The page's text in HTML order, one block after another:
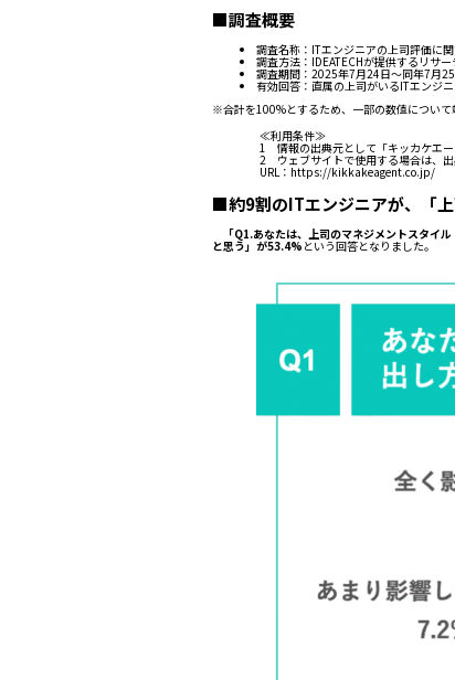
■調査概要
調査名称：ITエンジニアの上司評価に
調査方法：IDEATECHが提供するリサ
調査期間：2025年7月24日〜同年7月
有効回答：直属の上司がいるITエンジ
※合計を100%とするため、一部の数値について
≪利用条件≫
1 情報の出典元として「キッカケエー
2 ウェブサイトで使用する場合は、出
URL：https://kikkakeagent.co.jp/
■約9割のITエンジニアが、「
「Q1.あなたは、上司のマネジメントスタイル
と思う」が53.4% という回答となりました。